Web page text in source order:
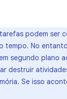
podem ser
tempo. No
segundo plano
destruir
Se isso